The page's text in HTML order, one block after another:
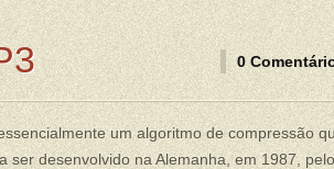
0
um algoritmo de compressão
ser desenvolvido na Alemanha, em 1987,